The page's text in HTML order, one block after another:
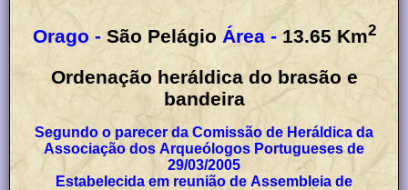
Orago - São Pelágio Área - 13.65 Km2
Ordenação heráldica do brasão e
bandeira
Segundo o parecer da Comissão de Heráldica da
Associação dos Arqueólogos Portugueses de
29/03/2005
Estabelecida em reunião de Assembleia de